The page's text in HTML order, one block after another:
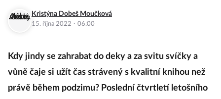
Kristýna Dobeš Moučková
15. října 2022 · 06:00
Kdy jindy se zahrabat do deky a za svitu svíčky a
vůně čaje si užít čas strávený s kvalitní knihou než
právě během podzimu? Poslední čtvrtletí letošního